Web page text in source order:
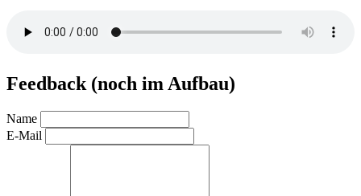
Feedback (noch im Aufbau)
Name
E-Mail